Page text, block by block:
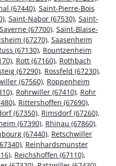
(67440), Saint-Pierre-Bois
, Saint-Nabor (67530), Saint-
(67700), Saint-Blaise-
(67270), Saasenheim
(67130), Rountzenheim
, Rott (67160), Rothbach
(67290), Rossfeld (67230),
(67560), Roppenheim
, Rohrwiller (67410), Rohr
, Rittershoffen (67690),
(67350), Rimsdorf (67260),
(67390), Rhinau (67860),
(67440), Retschwiller
, Reinhardsmunster
, Reichshoffen (67110),